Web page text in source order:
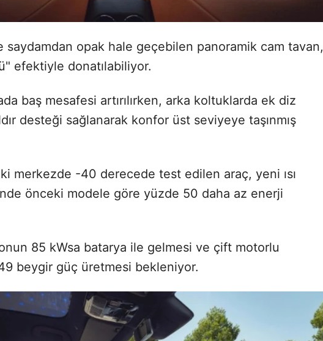
saydamdan opak hale geçebilen panoramik cam tavan,
efektiyle donatılabiliyor.
baş mesafesi artırılırken, arka koltuklarda ek diz
desteği sağlanarak konfor üst seviyeye taşınmış
merkezde -40 derecede test edilen araç, yeni ısı
önceki modele göre yüzde 50 daha az enerji
85 kWsa batarya ile gelmesi ve çift motorlu
beygir güç üretmesi bekleniyor.